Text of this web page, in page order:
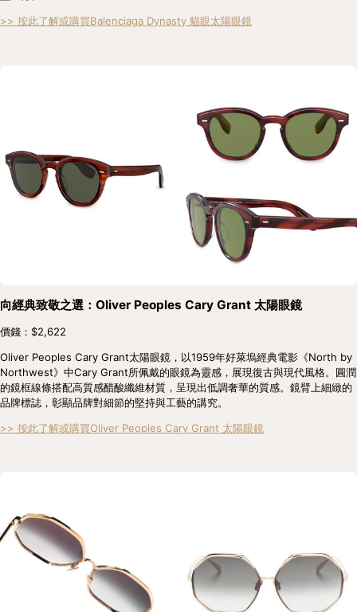
>> 按此了解或購買Balenciaga Dynasty 貓眼太陽眼鏡
向經典致敬之選：Oliver Peoples Cary Grant 太陽眼鏡
價錢：$2,622
Oliver Peoples Cary Grant太陽眼鏡，以1959年好萊塢經典電影《North by
Northwest》中Cary Grant所佩戴的眼鏡為靈感，展現復古與現代風格。圓潤
的鏡框線條搭配高質感醋酸纖維材質，呈現出低調奢華的質感。鏡臂上細緻的
品牌標誌，彰顯品牌對細節的堅持與工藝的講究。
>> 按此了解或購買Oliver Peoples Cary Grant 太陽眼鏡